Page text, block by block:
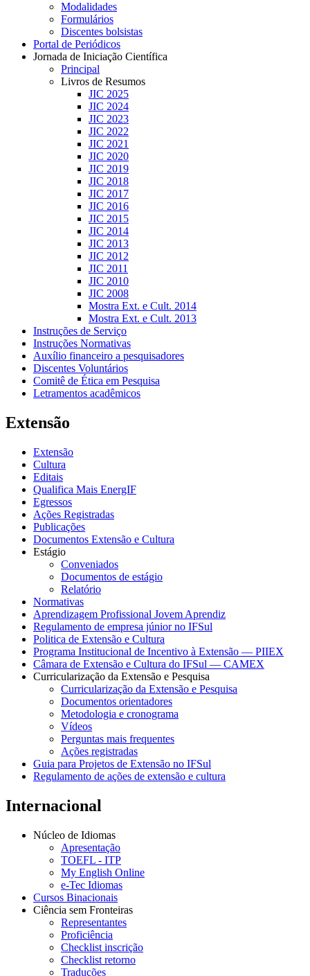
Modalidades
Formulários
Discentes bolsistas
Portal de Periódicos
Jornada de Iniciação Científica
Principal
Livros de Resumos
JIC 2025
JIC 2024
JIC 2023
JIC 2022
JIC 2021
JIC 2020
JIC 2019
JIC 2018
JIC 2017
JIC 2016
JIC 2015
JIC 2014
JIC 2013
JIC 2012
JIC 2011
JIC 2010
JIC 2008
Mostra Ext. e Cult. 2014
Mostra Ext. e Cult. 2013
Instruções de Serviço
Instruções Normativas
Auxílio financeiro a pesquisadores
Discentes Voluntários
Comitê de Ética em Pesquisa
Letramentos acadêmicos
Extensão
Extensão
Cultura
Editais
Qualifica Mais EnergIF
Egressos
Ações Registradas
Publicações
Documentos Extensão e Cultura
Estágio
Conveniados
Documentos de estágio
Relatório
Normativas
Aprendizagem Profissional Jovem Aprendiz
Regulamento de empresa júnior no IFSul
Politica de Extensão e Cultura
Programa Institucional de Incentivo à Extensão — PIIEX
Câmara de Extensão e Cultura do IFSul — CAMEX
Curricularização da Extensão e Pesquisa
Curricularização da Extensão e Pesquisa
Documentos orientadores
Metodologia e cronograma
Vídeos
Perguntas mais frequentes
Ações registradas
Guia para Projetos de Extensão no IFSul
Regulamento de ações de extensão e cultura
Internacional
Núcleo de Idiomas
Apresentação
TOEFL - ITP
My English Online
e-Tec Idiomas
Cursos Binacionais
Ciência sem Fronteiras
Representantes
Proficiência
Checklist inscrição
Checklist retorno
Traduções